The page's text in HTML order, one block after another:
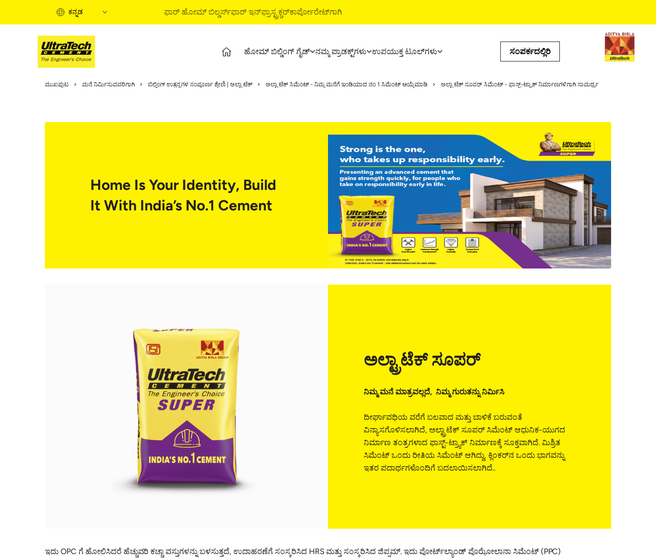
ಕನ್ನಡ ಫಾರ್‌ ಹೋಮ್‌ ಬಿಲ್ಡರ್ಸ್‌ಫಾರ್‌ ಇನ್‌ಫ್ರಾಸ್ಟ್ರಕ್ಚರ್‌ಕಾರ್ಪೋರೇಟ್‌ಗಾಗಿ
ಹೋಮ್‌ ಬಿಲ್ಡಿಂಗ್‌ ಗೈಡ್‌ ನಮ್ಮ ಪ್ರಾಡಕ್ಟ್‌ಗಳು ಉಪಯುಕ್ತ ಟೂಲ್‌ಗಳು
ಎಕ್ಸ್‌ಪರ್ಟ್‌ ಆರ್ಟಿಕಲ್ಸ್‌
ರೆಡಿ ಮಿಕ್ಸ್‌ ಕಾಂಕ್ರೀಟ್‌
ಅಲ್ಟ್ರಾಟೆಕ್‌ ಬಿಲ್ಡಿಂಗ್‌ ಸಲ್ಯೂಶನ್ಸ್‌
ಟೈಲ್‌ & ಮಾರ್ಬಲ್‌ ಸಿಸ್ಟಮ್‌
ಪ್ರಾಡಕ್ಟ್‌ ಪ್ರಿಡಿಕ್ಟರ್‌
ಇಎಂಐ ಕ್ಯಾಲ್ಕುಲೇಟರ್‌
ಸಂಪರ್ಕದಲ್ಲಿರಿ
ಮುಖಪುಟ ಮನೆ ನಿರ್ಮಿಸುವವರಿಗಾಗಿ ಬಿಲ್ಡಿಂಗ್ ಉತ್ಪನ್ನಗಳ ಸಂಪೂರ್ಣ ಶ್ರೇಣಿ | ಅಲ್ಟ್ರಾಟೆಕ್ ಅಲ್ಟ್ರಾಟೆಕ್ ಸಿಮೆಂಟ್ - ನಿಮ್ಮ ಮನೆಗೆ ಇಂಡಿಯಾದ ನಂ 1 ಸಿಮೆಂಟ್ ಆಯ್ಕೆಮಾಡಿ ಅಲ್ಟ್ರಾಟೆಕ್ ಸೂಪರ್ ಸಿಮೆಂಟ್ - ಫಾಸ್ಟ್-ಟ್ರ್ಯಾಕ್ ನಿರ್ಮಾಣಗಳಿಗಾಗಿ ಸಾಮರ್ಥ್ಯ
Home Is Your Identity, Build
It With India’s No.1 Cement
ಅಲ್ಟ್ರಾಟೆಕ್ ಸೂಪರ್
ನಿಮ್ಮ ಮನೆ ಮಾತ್ರವಲ್ಲದೆ, ನಿಮ್ಮ ಗುರುತನ್ನು ನಿರ್ಮಿಸಿ
ದೀರ್ಘಾವಧಿಯ ವರೆಗೆ ಬಲವಾದ ಮತ್ತು ಬಾಳಿಕೆ ಬರುವಂತೆ
ವಿನ್ಯಾಸಗೊಳಿಸಲಾಗಿದೆ, ಅಲ್ಟ್ರಾಟೆಕ್ ಸೂಪರ್ ಸಿಮೆಂಟ್ ಆಧುನಿಕ-ಯುಗದ
ನಿರ್ಮಾಣ ತಂತ್ರಗಳಾದ ಫಾಸ್ಟ್-ಟ್ರ್ಯಾಕ್ ನಿರ್ಮಾಣಕ್ಕೆ ಸೂಕ್ತವಾಗಿದೆ. ಮಿಶ್ರಿತ
ಸಿಮೆಂಟ್ ಒಂದು ರೀತಿಯ ಸಿಮೆಂಟ್ ಆಗಿದ್ದು, ಕ್ಲಿಂಕರ್‌ನ ಒಂದು ಭಾಗವನ್ನು
ಇತರ ಪದಾರ್ಥಗಳೊಂದಿಗೆ ಬದಲಾಯಿಸಲಾಗಿದೆ..
ಇದು OPC ಗೆ ಹೋಲಿಸಿದರೆ ಹೆಚ್ಚುವರಿ ಕಚ್ಚಾ ವಸ್ತುಗಳನ್ನು ಬಳಸುತ್ತದೆ, ಉದಾಹರಣೆಗೆ ಸಂಸ್ಕರಿಸಿದ HRS ಮತ್ತು ಸಂಸ್ಕರಿಸಿದ ಜಿಪ್ಸಮ್. ಇದು ಪೋರ್ಟ್‌ಲ್ಯಾಂಡ್ ಪೊಝೋಲಾನಾ ಸಿಮೆಂಟ್ (PPC)